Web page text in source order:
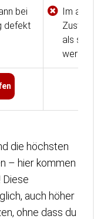
bei
defekt
Im
als
werden
die höchsten
– hier kommen
Diese
auch höher
ohne dass du